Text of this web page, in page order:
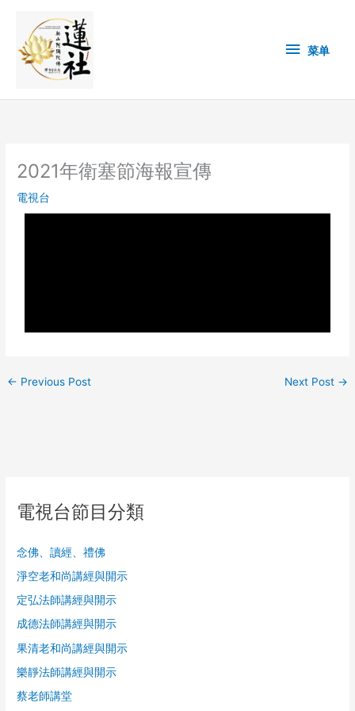
content
单 菜单
2021年衛塞節海報宣傳
電視台
← Previous Post Next Post →
電視台節目分類
念佛、讀經、禮佛
淨空老和尚講經與開示
定弘法師講經與開示
成德法師講經與開示
果清老和尚講經與開示
樂靜法師講經與開示
蔡老師講堂